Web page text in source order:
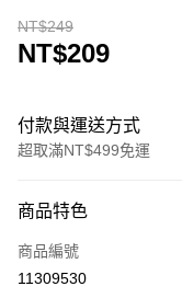
NT$249
NT$209
付款與運送方式
超取滿NT$499免運
icash Pay
信用卡一次付款
商品特色
商品編號
11309530